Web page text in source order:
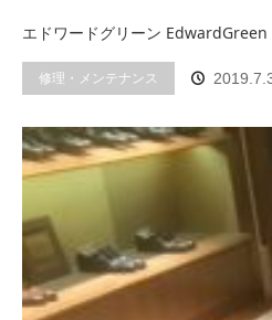
エドワードグリーン
修理・メンテナンス